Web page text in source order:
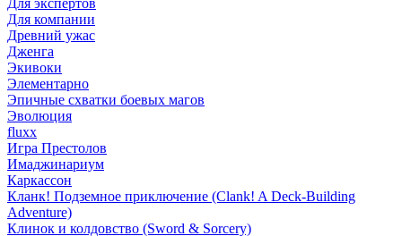
Для экспертов
Для компании
Древний ужас
Дженга
Экивоки
Элементарно
Эпичные схватки боевых магов
Эволюция
fluxx
Игра Престолов
Имаджинариум
Каркассон
Кланк! Подземное приключение (Clank! A Deck-Building
Adventure)
Клинок и колдовство (Sword & Sorcery)